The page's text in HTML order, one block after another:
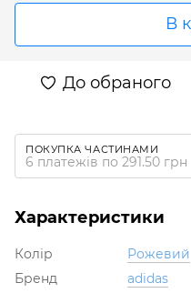
В
До обраного
ПОКУПКА ЧАСТИНАМИ
6 платежів по 291.50 грн
Характеристики
Колір
Рожевий
Бренд
adidas